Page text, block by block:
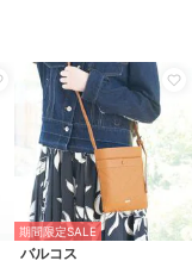
期間限定SALE
バルコス